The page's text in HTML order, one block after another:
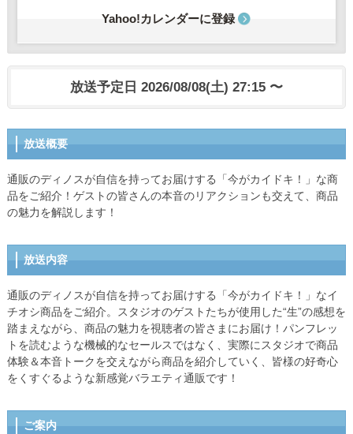
Yahoo!カレンダーに登録
放送予定日 2026/08/08(土) 27:15 〜
放送概要
通販のディノスが自信を持ってお届けする「今がカイドキ！」な商
品をご紹介！ゲストの皆さんの本音のリアクションも交えて、商品
の魅力を解説します！
放送内容
通販のディノスが自信を持ってお届けする「今がカイドキ！」なイ
チオシ商品をご紹介。スタジオのゲストたちが使用した“生”の感想を
踏まえながら、商品の魅力を視聴者の皆さまにお届け！パンフレッ
トを読むような機械的なセールスではなく、実際にスタジオで商品
体験＆本音トークを交えながら商品を紹介していく、皆様の好奇心
をくすぐるような新感覚バラエティ通販です！
ご案内